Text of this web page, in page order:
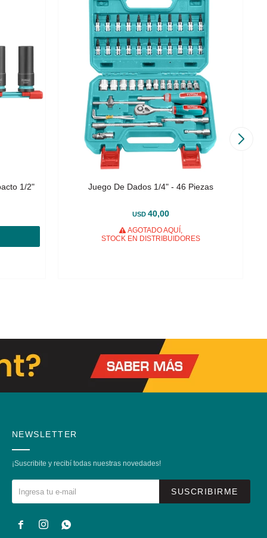
1/2" Juego De Dados 1/4" - 46 Piezas
USD 40,00
AGOTADO AQUÍ,
STOCK EN DISTRIBUIDORES
NEWSLETTER
¡Suscribite y recibí todas nuestras novedades!
SUSCRIBIRME
  